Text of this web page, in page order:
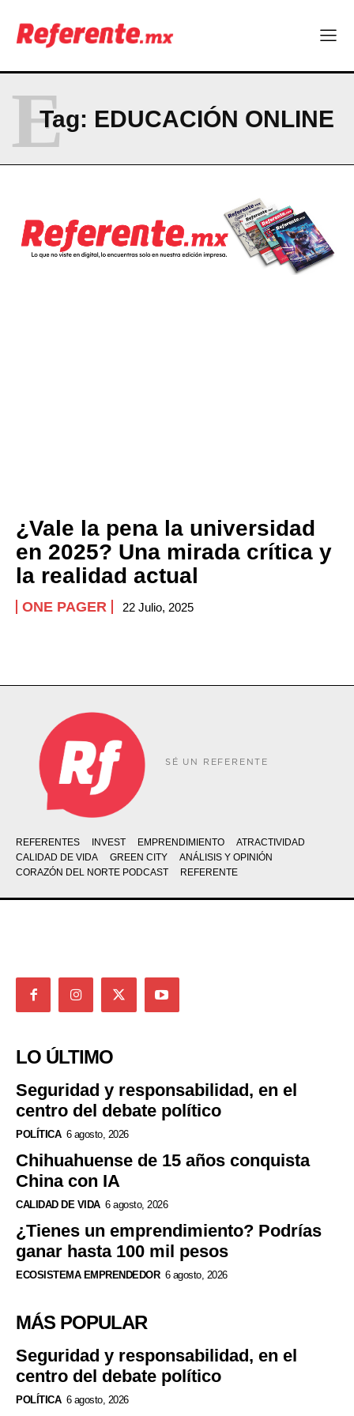
PRIVACY POLICY
Tag: EDUCACIÓN ONLINE
E
¿Vale la pena la universidad
en 2025? Una mirada crítica y
la realidad actual
ONE PAGER 22 Julio, 2025
SÉ UN REFERENTE
REFERENTES INVEST EMPRENDIMIENTO
ATRACTIVIDAD
CALIDAD DE VIDA
GREEN CITY
ANÁLISIS Y OPINIÓN
CORAZÓN DEL NORTE PODCAST
REFERENTE
LO ÚLTIMO
Seguridad y responsabilidad, en el
centro del debate político
POLÍTICA 6 agosto, 2026
Chihuahuense de 15 años conquista
China con IA
CALIDAD DE VIDA 6 agosto, 2026
¿Tienes un emprendimiento? Podrías
ganar hasta 100 mil pesos
ECOSISTEMA EMPRENDEDOR 6 agosto, 2026
MÁS POPULAR
Seguridad y responsabilidad, en el
centro del debate político
POLÍTICA 6 agosto, 2026